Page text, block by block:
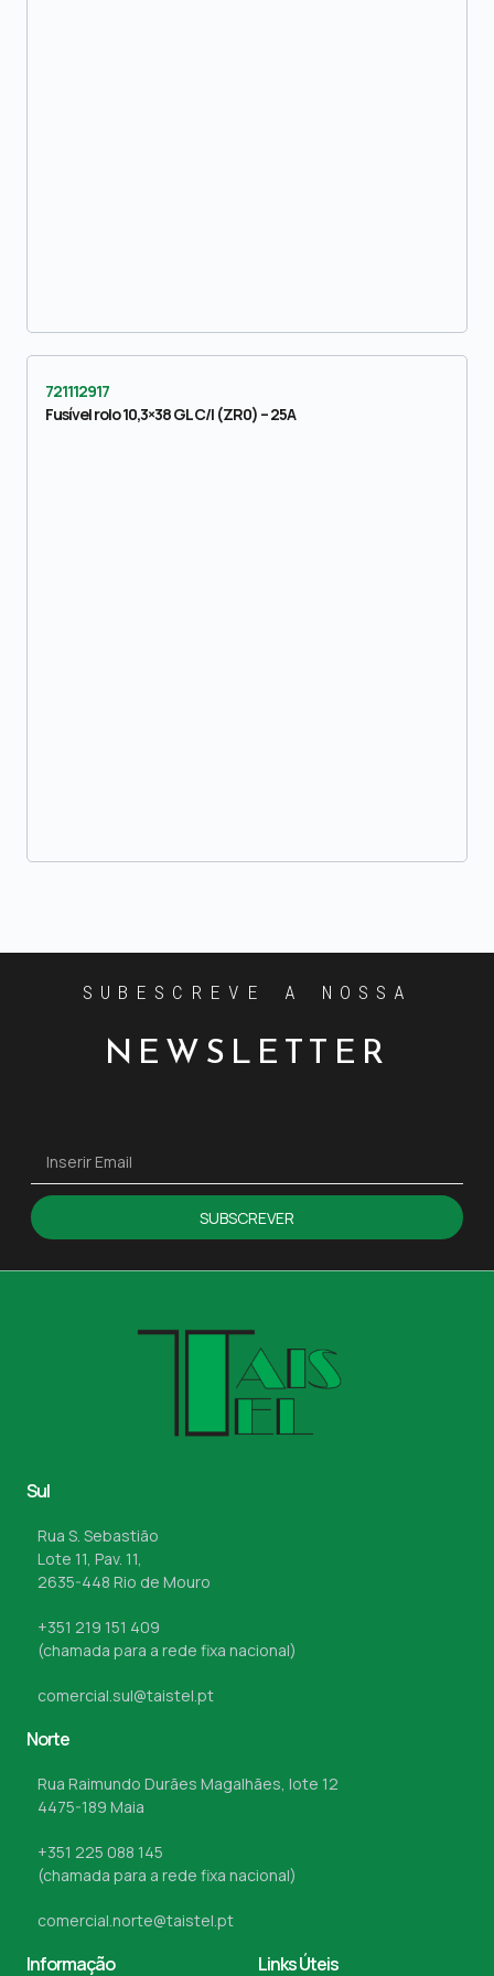
721112917
Fusível rolo 10,3×38 GL C/I (ZR0) – 25A
SUBESCREVE A NOSSA
NEWSLETTER
SUBSCREVER
Sul
Rua S. Sebastião
Lote 11, Pav. 11,
2635-448 Rio de Mouro
+351 219 151 409
(chamada para a rede fixa nacional)
comercial.sul@taistel.pt
Norte
Rua Raimundo Durães Magalhães, lote 12
4475-189 Maia
+351 225 088 145
(chamada para a rede fixa nacional)
comercial.norte@taistel.pt
Informação Links Úteis